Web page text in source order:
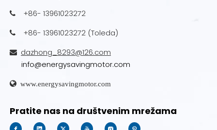
 +86- 13961023272
 +86- 13961023272 (Toleda)
 dazhong_8293@126.com
info@energysavingmotor.com
 www.energysavingmotor.com
Pratite nas na društvenim mrežama